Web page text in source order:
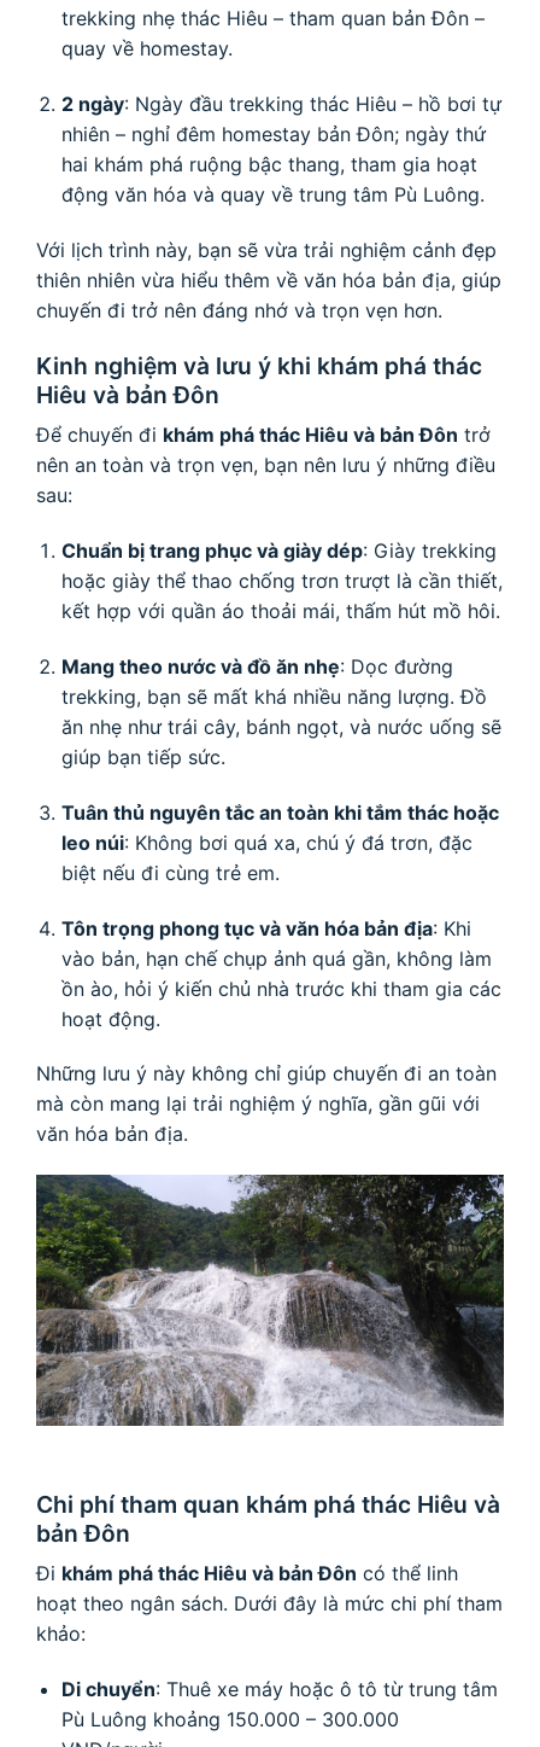
trekking nhẹ thác Hiêu – tham quan bản Đôn –
quay về homestay.
2 ngày: Ngày đầu trekking thác Hiêu – hồ bơi tự
nhiên – nghỉ đêm homestay bản Đôn; ngày thứ
hai khám phá ruộng bậc thang, tham gia hoạt
động văn hóa và quay về trung tâm Pù Luông.
Với lịch trình này, bạn sẽ vừa trải nghiệm cảnh đẹp
thiên nhiên vừa hiểu thêm về văn hóa bản địa, giúp
chuyến đi trở nên đáng nhớ và trọn vẹn hơn.
Kinh nghiệm và lưu ý khi khám phá thác
Hiêu và bản Đôn
Để chuyến đi khám phá thác Hiêu và bản Đôn trở
nên an toàn và trọn vẹn, bạn nên lưu ý những điều
sau:
Chuẩn bị trang phục và giày dép: Giày trekking
hoặc giày thể thao chống trơn trượt là cần thiết,
kết hợp với quần áo thoải mái, thấm hút mồ hôi.
Mang theo nước và đồ ăn nhẹ: Dọc đường
trekking, bạn sẽ mất khá nhiều năng lượng. Đồ
ăn nhẹ như trái cây, bánh ngọt, và nước uống sẽ
giúp bạn tiếp sức.
Tuân thủ nguyên tắc an toàn khi tắm thác hoặc
leo núi: Không bơi quá xa, chú ý đá trơn, đặc
biệt nếu đi cùng trẻ em.
Tôn trọng phong tục và văn hóa bản địa: Khi
vào bản, hạn chế chụp ảnh quá gần, không làm
ồn ào, hỏi ý kiến chủ nhà trước khi tham gia các
hoạt động.
Những lưu ý này không chỉ giúp chuyến đi an toàn
mà còn mang lại trải nghiệm ý nghĩa, gần gũi với
văn hóa bản địa.
Chi phí tham quan khám phá thác Hiêu và
bản Đôn
Đi khám phá thác Hiêu và bản Đôn có thể linh
hoạt theo ngân sách. Dưới đây là mức chi phí tham
khảo:
Di chuyển: Thuê xe máy hoặc ô tô từ trung tâm
Pù Luông khoảng 150.000 – 300.000